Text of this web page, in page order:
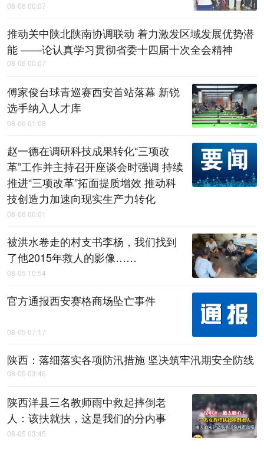
08-06 00:07
推动关中陕北陕南协调联动 着力激发区域发展优势潜
能 ——论认真学习贯彻省委十四届十次全会精神
08-06 00:07
傅家俊台球青巡赛西安首站落幕 新锐
选手纳入人才库
08-06 01:08
赵一德在调研科技成果转化“三项改
革”工作并主持召开座谈会时强调 持续
推进“三项改革”拓面提质增效 推动科
技创造力加速向现实生产力转化
08-06 00:01
被洪水卷走的村支书李杨，我们找到
了他2015年救人的影像……
08-05 10:54
官方通报西安赛格商场坠亡事件
08-05 07:17
陕西：落细落实各项防汛措施 坚决筑牢汛期安全防线
08-05 03:46
陕西洋县三名教师雨中救起摔倒老
人：该扶就扶，这是我们的分内事
08-05 03:45